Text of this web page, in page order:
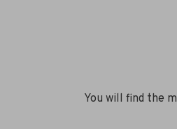
You will find the